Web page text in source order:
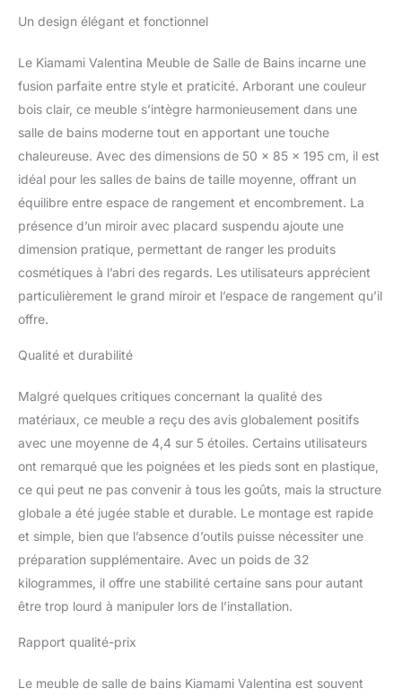
assemblée. Le lavabo est
robinet et d'une trop-
plein. Le miroir est doté
d'une armoire murale
intégrés. L'offre n'inclut
pas le robinet ni le
siphon pour le lavabo.
Un design élégant et fonctionnel
Le Kiamami Valentina Meuble de Salle de Bains incarne une
fusion parfaite entre style et praticité. Arborant une couleur
bois clair, ce meuble s’intègre harmonieusement dans une
salle de bains moderne tout en apportant une touche
chaleureuse. Avec des dimensions de 50 x 85 x 195 cm, il est
idéal pour les salles de bains de taille moyenne, offrant un
équilibre entre espace de rangement et encombrement. La
présence d’un miroir avec placard suspendu ajoute une
dimension pratique, permettant de ranger les produits
cosmétiques à l’abri des regards. Les utilisateurs apprécient
particulièrement le grand miroir et l’espace de rangement qu’il
offre.
Qualité et durabilité
Malgré quelques critiques concernant la qualité des
matériaux, ce meuble a reçu des avis globalement positifs
avec une moyenne de 4,4 sur 5 étoiles. Certains utilisateurs
ont remarqué que les poignées et les pieds sont en plastique,
ce qui peut ne pas convenir à tous les goûts, mais la structure
globale a été jugée stable et durable. Le montage est rapide
et simple, bien que l’absence d’outils puisse nécessiter une
préparation supplémentaire. Avec un poids de 32
kilogrammes, il offre une stabilité certaine sans pour autant
être trop lourd à manipuler lors de l’installation.
Rapport qualité-prix
Le meuble de salle de bains Kiamami Valentina est souvent